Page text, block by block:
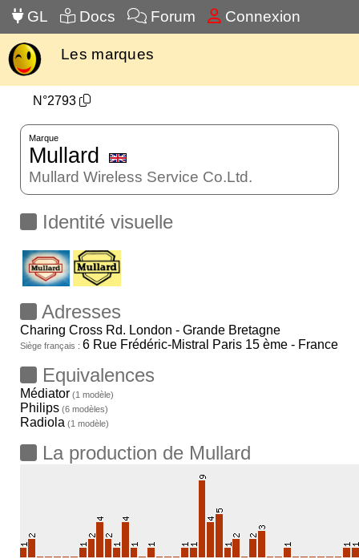
GL Docs Forum Connexion
Les marques
N°2793
Marque
Mullard
Mullard Wireless Service Co.Ltd.
Identité visuelle
Adresses
Charing Cross Rd. London - Grande Bretagne
Siège français : 6 Rue Frédéric-Mistral Paris 15 ème - France
Equivalences
Médiator (1 modèle)
Philips (6 modèles)
Radiola (1 modèle)
La production de Mullard